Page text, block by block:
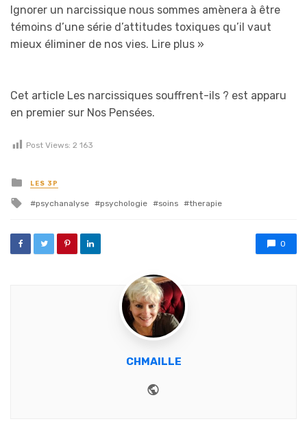
Ignorer un narcissique nous sommes amènera à être
témoins d’une série d’attitudes toxiques qu’il vaut
mieux éliminer de nos vies. Lire plus »
Cet article Les narcissiques souffrent-ils ? est apparu
en premier sur Nos Pensées.
Post Views: 2 163
Posted in
LES 3P
Tagged with
psychanalyse psychologie soins therapie
0
CHMAILLE